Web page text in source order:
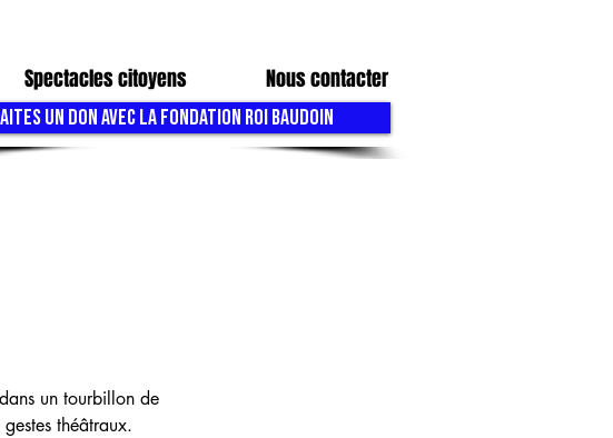
Spectacles citoyens Nous contacter
UN DON AVEC LA FONDATION ROI BAUDOIN
un tourbillon de
théâtraux.